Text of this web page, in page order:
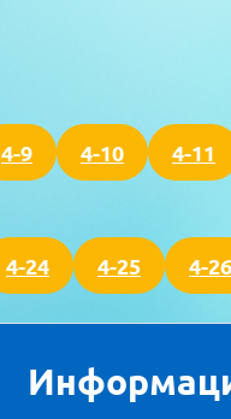
4-9 4-10 4-11
4-24 4-25 4-26